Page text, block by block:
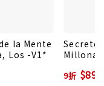
們的不僅僅是一
件枝微末節的小
魂深處的記憶，
，為生活帶來新
la Mente
Los -V1*
9折 $891